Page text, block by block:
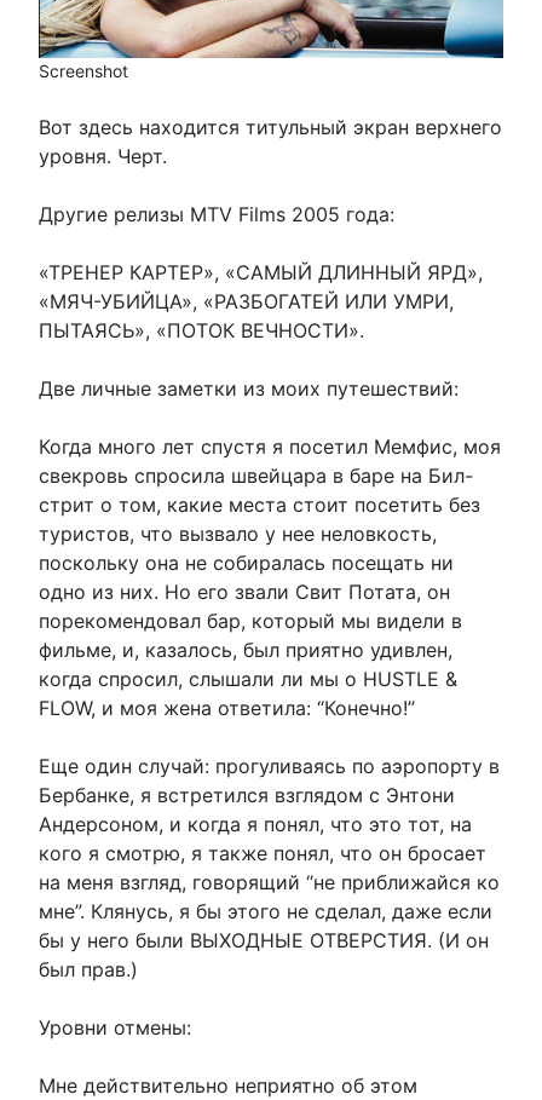
Screenshot
Вот здесь находится титульный экран верхнего
уровня. Черт.
Другие релизы MTV Films 2005 года:
«ТРЕНЕР КАРТЕР», «САМЫЙ ДЛИННЫЙ ЯРД»,
«МЯЧ-УБИЙЦА», «РАЗБОГАТЕЙ ИЛИ УМРИ,
ПЫТАЯСЬ», «ПОТОК ВЕЧНОСТИ».
Две личные заметки из моих путешествий:
Когда много лет спустя я посетил Мемфис, моя
свекровь спросила швейцара в баре на Бил-
стрит о том, какие места стоит посетить без
туристов, что вызвало у нее неловкость,
поскольку она не собиралась посещать ни
одно из них. Но его звали Свит Потата, он
порекомендовал бар, который мы видели в
фильме, и, казалось, был приятно удивлен,
когда спросил, слышали ли мы о HUSTLE &
FLOW, и моя жена ответила: “Конечно!”
Еще один случай: прогуливаясь по аэропорту в
Бербанке, я встретился взглядом с Энтони
Андерсоном, и когда я понял, что это тот, на
кого я смотрю, я также понял, что он бросает
на меня взгляд, говорящий “не приближайся ко
мне”. Клянусь, я бы этого не сделал, даже если
бы у него были ВЫХОДНЫЕ ОТВЕРСТИЯ. (И он
был прав.)
Уровни отмены:
Мне действительно неприятно об этом